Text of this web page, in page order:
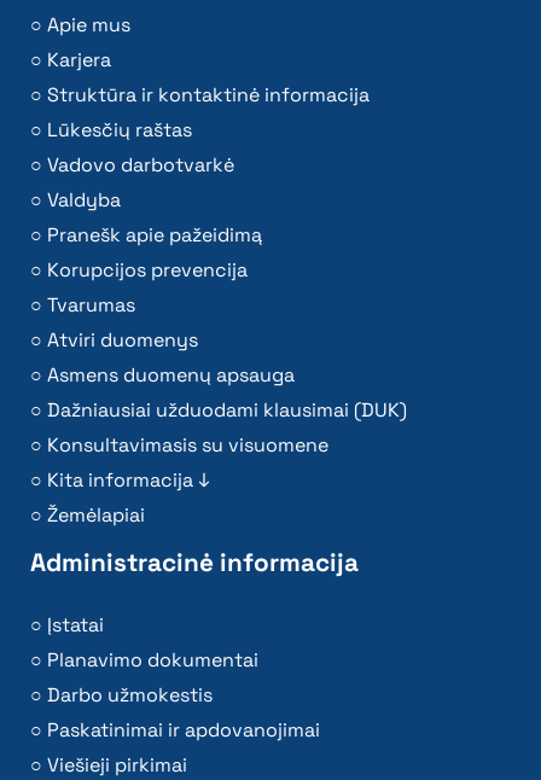
Apie mus
Karjera
Struktūra ir kontaktinė informacija
Lūkesčių raštas
Vadovo darbotvarkė
Valdyba
Pranešk apie pažeidimą
Korupcijos prevencija
Tvarumas
Atviri duomenys
Asmens duomenų apsauga
Dažniausiai užduodami klausimai (DUK)
Konsultavimasis su visuomene
Kita informacija ↓
Žemėlapiai
Administracinė informacija
Įstatai
Planavimo dokumentai
Darbo užmokestis
Paskatinimai ir apdovanojimai
Viešieji pirkimai